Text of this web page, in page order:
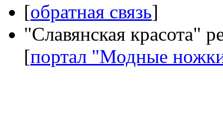
[обратная связь]
"Славянская красота"
[портал "Модные